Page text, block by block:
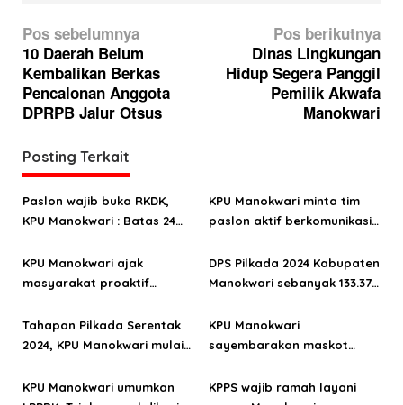
N
a
v
i
a
s
i
o
s
Pos sebelumnya
10 Daerah Belum
Kembalikan Berkas
Pencalonan Anggota
DPRPB Jalur Otsus
Pos berikutnya
Dinas Lingkungan
Hidup Segera Panggil
Pemilik Akwafa
Manokwari
Posting Terkait
Paslon wajib buka RKDK,
KPU Manokwari : Batas 24
KPU Manokwari minta tim
paslon aktif berkomunikasi
KPU Manokwari ajak
masyarakat proaktif
2024
DPS Pilkada 2024 Kabupaten
Manokwari sebanyak 133.378
Tahapan Pilkada Serentak
2024, KPU Manokwari mulai
KPU Manokwari
sayembarakan maskot
KPU Manokwari umumkan
KPPS wajib ramah layani